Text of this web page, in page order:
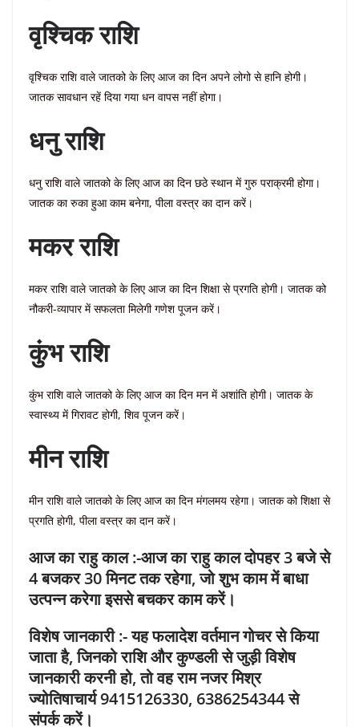
वृश्चिक राशि
वृश्चिक राशि वाले जातको के लिए आज का दिन अपने लोगो से हानि होगी।
जातक सावधान रहें दिया गया धन वापस नहीं होगा।
धनु राशि
धनु राशि वाले जातको के लिए आज का दिन छठे स्थान में गुरु पराक्रमी होगा।
जातक का रुका हुआ काम बनेगा, पीला वस्त्र का दान करें।
मकर राशि
मकर राशि वाले जातको के लिए आज का दिन शिक्षा से प्रगति होगी। जातक को
नौकरी-व्यापार में सफलता मिलेगी गणेश पूजन करें।
कुंभ राशि
कुंभ राशि वाले जातको के लिए आज का दिन मन में अशांति होगी। जातक के
स्वास्थ्य में गिरावट होगी, शिव पूजन करें।
मीन राशि
मीन राशि वाले जातको के लिए आज का दिन मंगलमय रहेगा। जातक को शिक्षा से
प्रगति होगी, पीला वस्त्र का दान करें।
आज का राहु काल :-आज का राहु काल दोपहर 3 बजे से
4 बजकर 30 मिनट तक रहेगा, जो शुभ काम में बाधा
उत्पन्न करेगा इससे बचकर काम करें।
विशेष जानकारी :- यह फलादेश वर्तमान गोचर से किया
जाता है, जिनको राशि और कुण्डली से जुड़ी विशेष
जानकारी करनी हो, तो वह राम नजर मिश्र
ज्योतिषाचार्य 9415126330, 6386254344 से
संपर्क करें।